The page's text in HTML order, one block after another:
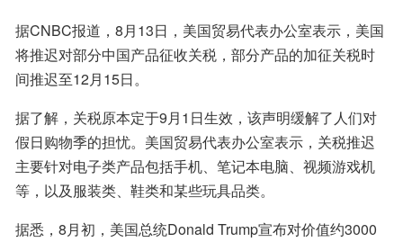
据CNBC报道，8月13日，美国贸易代表办公室表示，美国
将推迟对部分中国产品征收关税，部分产品的加征关税时
间推迟至12月15日。
据了解，关税原本定于9月1日生效，该声明缓解了人们对
假日购物季的担忧。美国贸易代表办公室表示，关税推迟
主要针对电子类产品包括手机、笔记本电脑、视频游戏机
等，以及服装类、鞋类和某些玩具品类。
据悉，8月初，美国总统Donald Trump宣布对价值约3000